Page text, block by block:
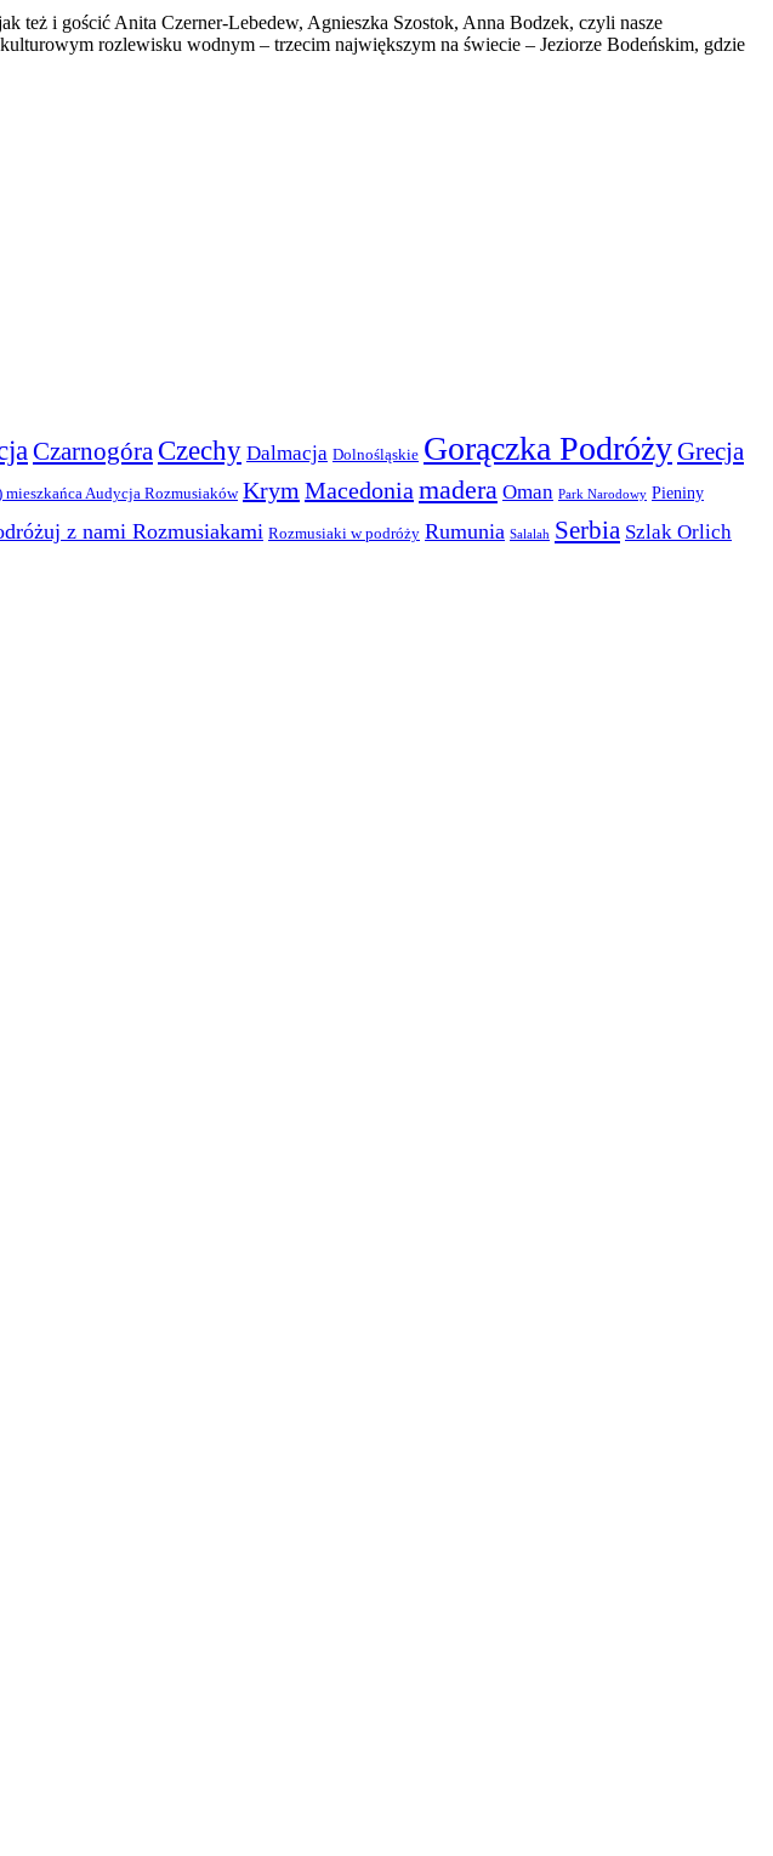
i gościć Anita Czerner-Lebedew, Agnieszka Szostok, Anna Bodzek, czyli nasze
rozlewisku wodnym – trzecim największym na świecie – Jeziorze Bodeńskim, gdzie
Czarnogóra Czechy Dalmacja Dolnośląskie Gorączka PodróżyGrecja
mieszkańca Audycja Rozmusiaków Krym Macedonia madera Oman Park Narodowy Pieniny
z nami Rozmusiakami Rozmusiaki w podróży Rumunia Salalah Serbia Szlak Orlich